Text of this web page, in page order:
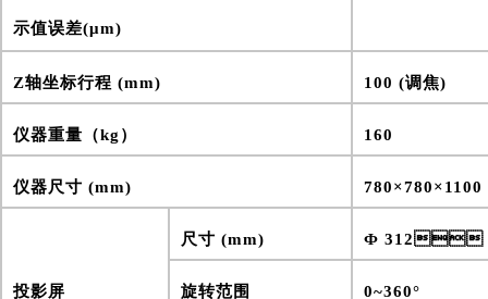
示值误差(μm)
Z轴坐标行程 (mm) 100 (调焦)
仪器重量（kg） 160
仪器尺寸 (mm) 780×780×1100
投影屏
尺寸 (mm) Ф 312，
旋转范围 0~360°